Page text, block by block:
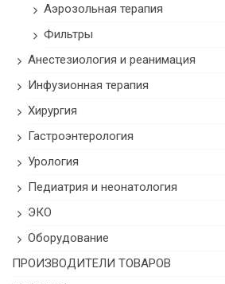
Аэрозольная терапия
Фильтры
Анестезиология и реанимация
Инфузионная терапия
Хирургия
Гастроэнтерология
Урология
Педиатрия и неонатология
ЭКО
Оборудование
ПРОИЗВОДИТЕЛИ ТОВАРОВ